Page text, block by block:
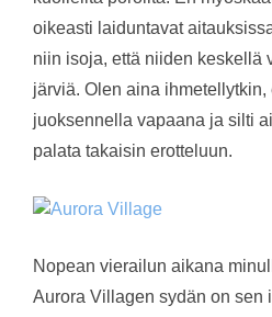
oikeasti laiduntavat
niin isoja, että niiden keskellä
järviä. Olen aina
juoksennella vapaana ja silti
palata takaisin erotteluun.
Nopean vierailun aikana
Aurora Villagen sydän on sen